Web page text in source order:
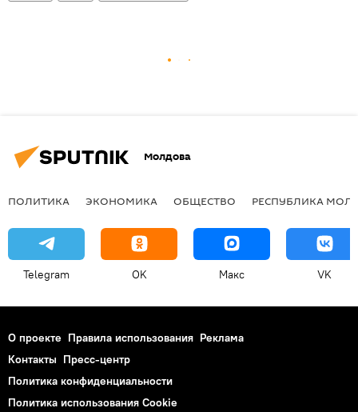
Молдова
ПОЛИТИКА ЭКОНОМИКА ОБЩЕСТВО РЕСПУБЛИКА
Telegram OK Макс VK
О проекте Правила использования Реклама
Контакты Пресс-центр
Политика конфиденциальности
Политика использования Cookie